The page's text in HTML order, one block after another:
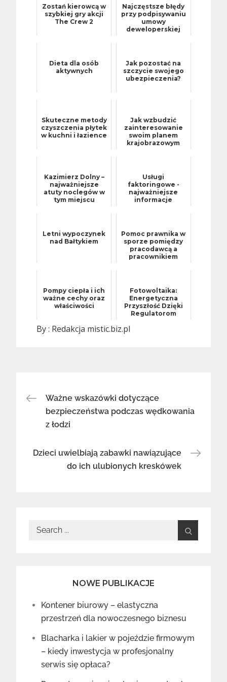
Zostań kierowcą w
szybkiej gry akcji
The Crew 2
Najczęstsze błędy
przy podpisywaniu
umowy
deweloperskiej
Dieta dla osób
aktywnych
Jak pozostać na
szczycie swojego
ubezpieczenia?
Skuteczne metody
czyszczenia płytek
w kuchni i łazience
Jak wzbudzić
zainteresowanie
swoim planem
krajobrazowym
Kazimierz Dolny –
najważniejsze
atuty noclegów w
tym miejscu
Usługi
faktoringowe -
najważniejsze
informacje
Letni wypoczynek
nad Bałtykiem
Pomoc prawnika w
sporze pomiędzy
pracodawcą a
pracownikiem
Pompy ciepła i ich
ważne cechy oraz
właściwości
Fotowoltaika:
Energetyczna
Przyszłość Dzięki
Regulatorom
By : Redakcja mistic.biz.pl
Nawigacja
wpisu
Ważne wskazówki dotyczące
bezpieczeństwa podczas wędkowania
z łodzi
Dzieci uwielbiają zabawki nawiązujące
do ich ulubionych kreskówek
Search
NOWE PUBLIKACJE
Kontener biurowy – elastyczna
przestrzeń dla nowoczesnego biznesu
Blacharka i lakier w pojeździe firmowym
– kiedy inwestycja w profesjonalny
serwis się opłaca?